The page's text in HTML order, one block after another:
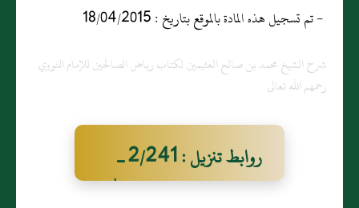
- تم تسجيل هذه المادة بالموقع بتاريخ : 18/04/2015
شرح الشيخ محمد بن صالح العثيمين لكتاب رياض الصالحين للإمام النووي
رحمهم الله تعالى
روابط تنزيل : 2/241 ـ
وعنه قال سمعت رسول الله